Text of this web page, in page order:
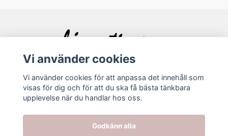
Bolagsinfo
Köpvillkor
Vi använder cookies
Vi använder cookies för att anpassa det innehåll som
visas för dig och för att du ska få bästa tänkbara
upplevelse när du handlar hos oss.
Godkänn alla